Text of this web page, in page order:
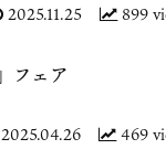
899
2025.11.25
フェア
469